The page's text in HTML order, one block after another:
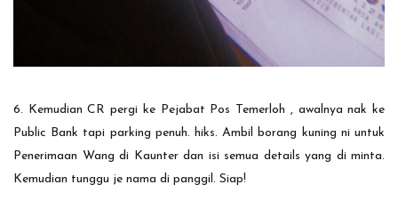
6. Kemudian CR pergi ke Pejabat Pos Temerloh , awalnya nak ke
Public Bank tapi parking penuh. hiks. Ambil borang kuning ni untuk
Penerimaan Wang di Kaunter dan isi semua details yang di minta.
Kemudian tunggu je nama di panggil. Siap!